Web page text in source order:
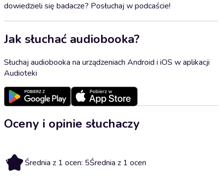
dowiedzieli się badacze? Posłuchaj w podcaście!
Jak słuchać audiobooka?
Słuchaj audiobooka na urządzeniach Android i iOS w aplikacji
Audioteki
Oceny i opinie słuchaczy
5 Średnia z 1 ocen: 5Średnia z 1 ocen